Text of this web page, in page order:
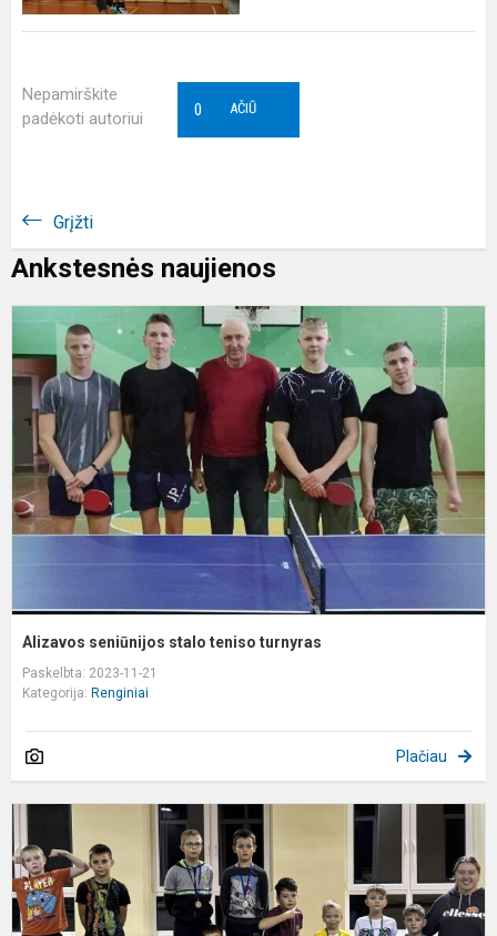
Nepamirškite
padėkoti autoriui
AČIŪ
0
Grįžti
Ankstesnės naujienos
Alizavos seniūnijos stalo teniso turnyras
Paskelbta: 2023-11-21
Kategorija: Renginiai
Plačiau